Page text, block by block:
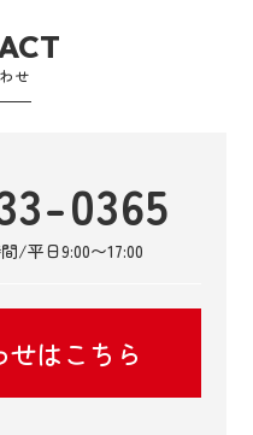
せ
0365
/平日9:00〜17:00
はこちら